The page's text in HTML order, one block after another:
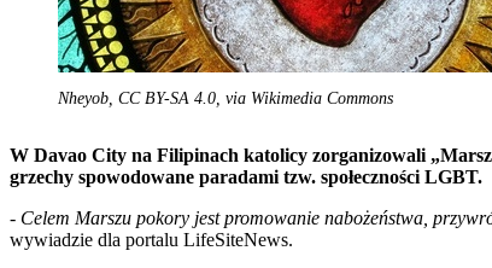
Nheyob, CC BY-SA 4.0, via Wikimedia Commons
W Davao City na Filipinach katolicy zorganizowali „Marsz
grzechy spowodowane paradami tzw. społeczności LGBT.
- Celem Marszu pokory jest promowanie nabożeństwa,
wywiadzie dla portalu LifeSiteNews.